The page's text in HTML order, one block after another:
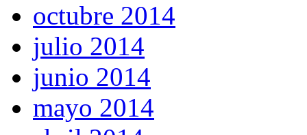
octubre 2014
julio 2014
junio 2014
mayo 2014